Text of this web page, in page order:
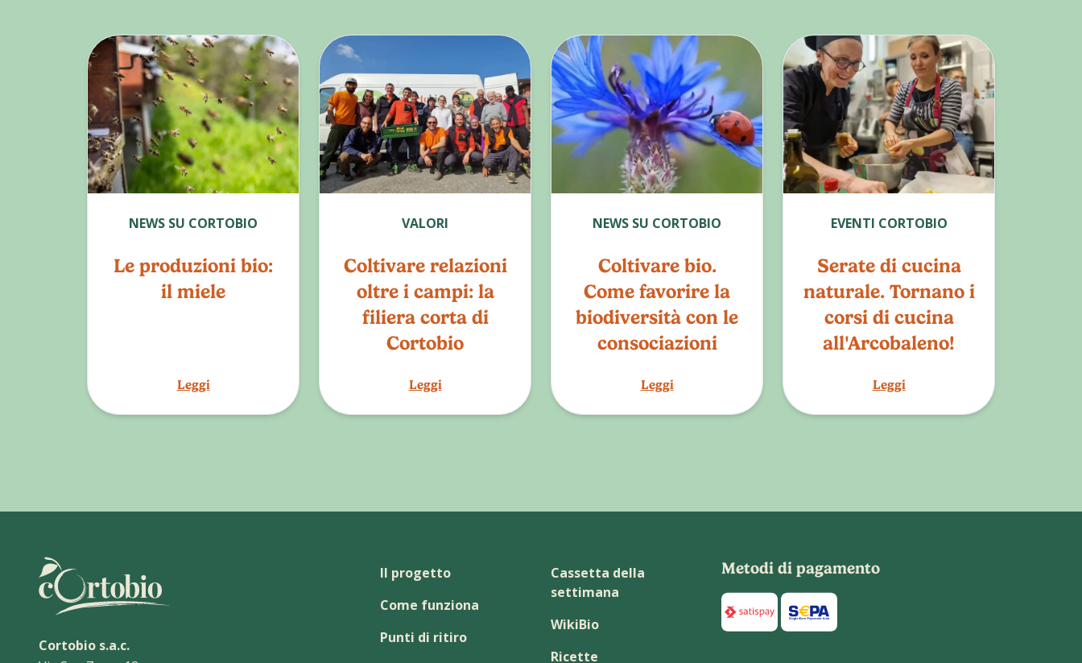
NEWS SU CORTOBIO
Le produzioni bio:
il miele
Leggi
VALORI
Coltivare relazioni
oltre i campi: la
filiera corta di
Cortobio
Leggi
NEWS SU CORTOBIO
Coltivare bio.
Come favorire la
biodiversità con le
consociazioni
Leggi
EVENTI CORTOBIO
Serate di cucina
naturale. Tornano i
corsi di cucina
all'Arcobaleno!
Leggi
Cortobio s.a.c.
Il progetto
Come funziona
Punti di ritiro
Cassetta della
settimana
WikiBio
Ricette
Metodi di pagamento
Di seguito sono elencati i metodi di pagamento disponibili